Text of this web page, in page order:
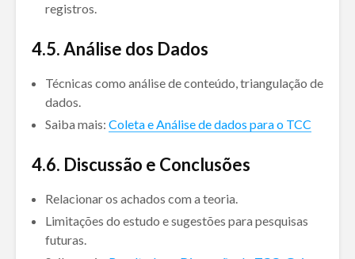
registros.
4.5. Análise dos Dados
Técnicas como análise de conteúdo, triangulação de
dados.
Saiba mais: Coleta e Análise de dados para o TCC
4.6. Discussão e Conclusões
Relacionar os achados com a teoria.
Limitações do estudo e sugestões para pesquisas
futuras.